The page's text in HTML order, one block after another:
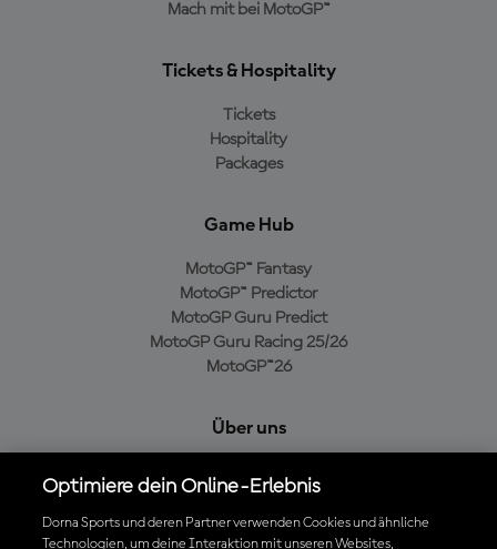
Mach mit bei MotoGP™
Tickets & Hospitality
Tickets
Hospitality
Packages
Game Hub
MotoGP™ Fantasy
MotoGP™ Predictor
MotoGP Guru Predict
MotoGP Guru Racing 25/26
MotoGP™26
Über uns
Cookie-Richtlinien
Geschäftsbedingungen
Optimiere dein Online-Erlebnis
Dorna Sports und deren Partner verwenden Cookies und ähnliche
Technologien, um deine Interaktion mit unseren Websites,